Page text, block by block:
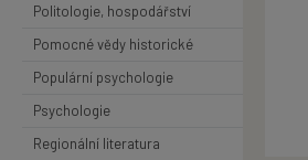
Politologie, hospodářství
Pomocné vědy historické
Populární psychologie
Psychologie
Regionální literatura